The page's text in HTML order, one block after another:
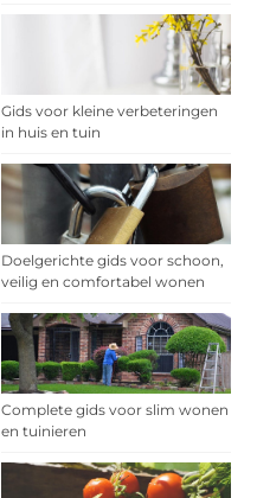
Gids voor kleine verbeteringen
in huis en tuin
Doelgerichte gids voor schoon,
veilig en comfortabel wonen
Complete gids voor slim wonen
en tuinieren